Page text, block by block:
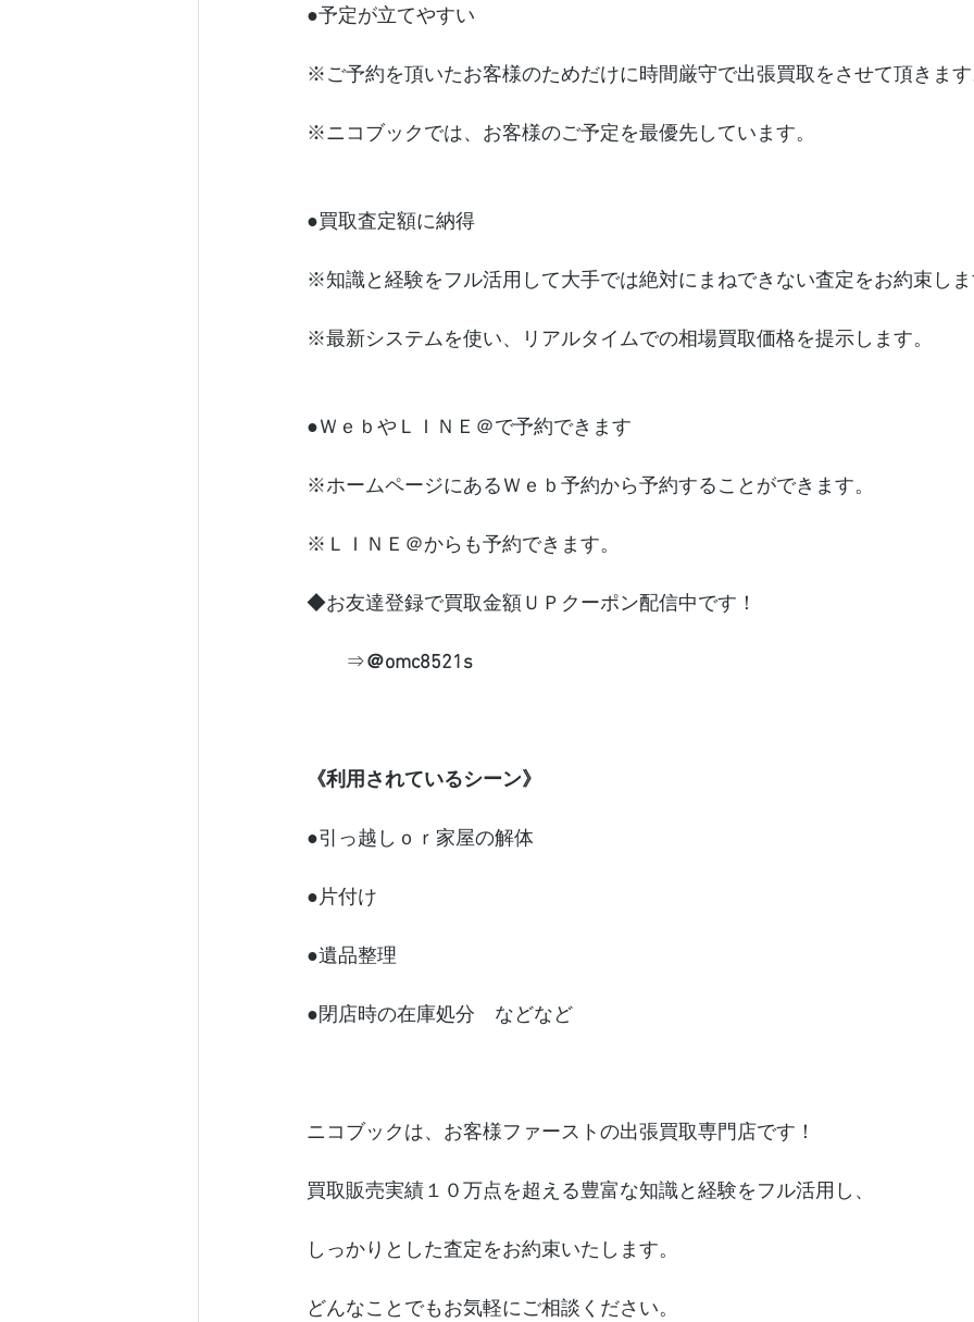
●予定が立てやすい
※ご予約を頂いたお客様のためだけに時間厳守で出張買取をさせて頂きま
※ニコブックでは、お客様のご予定を最優先しています。
●買取査定額に納得
※知識と経験をフル活用して大手では絶対にまねできない査定をお約束し
※最新システムを使い、リアルタイムでの相場買取価格を提示します。
●ＷｅｂやＬＩＮＥ＠で予約できます
※ホームページにあるＷｅｂ予約から予約することができます。
※ＬＩＮＥ＠からも予約できます。
◆お友達登録で買取金額ＵＰクーポン配信中です！
⇒＠omc8521s
《利用されているシーン》
●引っ越しｏｒ家屋の解体
●片付け
●遺品整理
●閉店時の在庫処分　などなど
ニコブックは、お客様ファーストの出張買取専門店です！
買取販売実績１０万点を超える豊富な知識と経験をフル活用し、
しっかりとした査定をお約束いたします。
どんなことでもお気軽にご相談ください。